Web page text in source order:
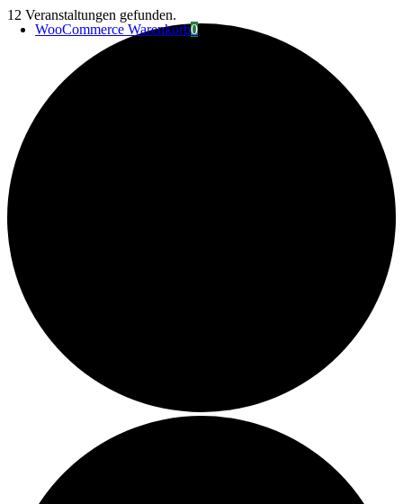
Zum
InhaltWooCommerce Warenkorb0
12 Veranstaltungen gefunden.